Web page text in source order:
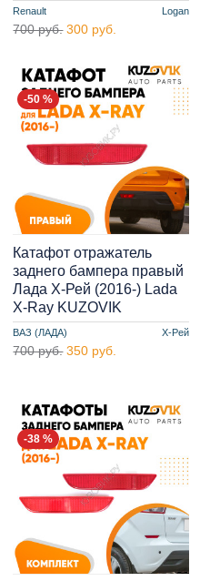
Renault Logan
700 руб. 300 руб.
-50 %
ВАЗ (ЛАДА) Х-Рей
Катафот отражатель
заднего бампера правый
Лада Х-Рей (2016-) Lada
X-Ray KUZOVIK
700 руб. 350 руб.
-38 %